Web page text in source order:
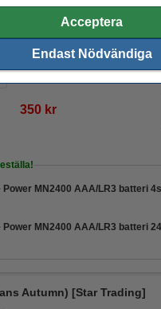
Acceptera
Endast Nödvändiga
Se specifikationerna och
i lager
350 kr
MN2400 AAA/LR3 batteri
MN2400 AAA/LR3 batteri
Autumn) [Star Trading]